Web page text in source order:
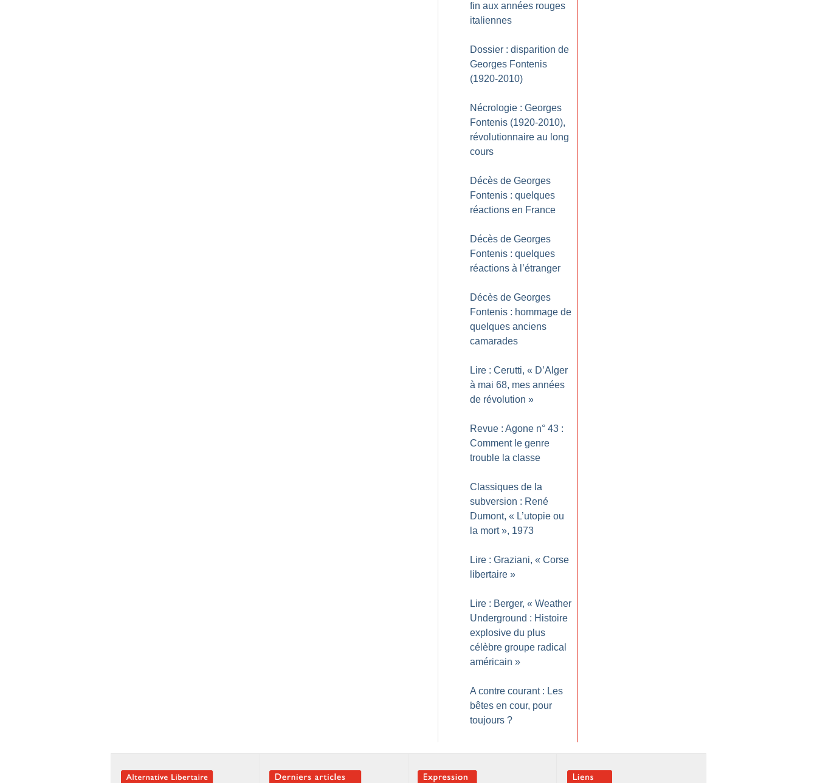
fin aux années rouges
italiennes
Dossier : disparition de
Georges Fontenis
(1920-2010)
Nécrologie : Georges
Fontenis (1920-2010),
révolutionnaire au long
cours
Décès de Georges
Fontenis : quelques
réactions en France
Décès de Georges
Fontenis : quelques
réactions à l’étranger
Décès de Georges
Fontenis : hommage de
quelques anciens
camarades
Lire : Cerutti, « D’Alger
à mai 68, mes années
de révolution »
Revue : Agone n° 43 :
Comment le genre
trouble la classe
Classiques de la
subversion : René
Dumont, « L’utopie ou
la mort », 1973
Lire : Graziani, « Corse
libertaire »
Lire : Berger, « Weather
Underground : Histoire
explosive du plus
célèbre groupe radical
américain »
A contre courant : Les
bêtes en cour, pour
toujours ?